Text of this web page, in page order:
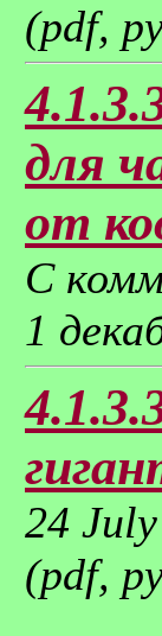
(pdf,
для
от
С
1
24
(pdf,